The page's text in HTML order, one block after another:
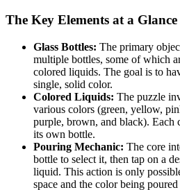
The Key Elements at a Glance
Glass Bottles: The primary
multiple bottles, some of which
colored liquids. The goal is to
single, solid color.
Colored Liquids: The puzzle
various colors (green, yellow,
purple, brown, and black). Each
its own bottle.
Pouring Mechanic: The core
bottle to select it, then tap on a
liquid. This action is only
space and the color being